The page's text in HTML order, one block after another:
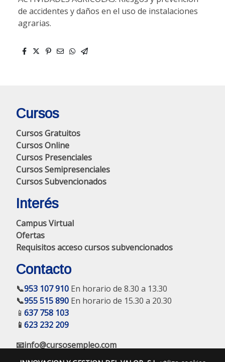
de accidentes y daños en el uso de instalaciones
agrarias.
Cursos
Cursos Gratuitos
Cursos Online
Cursos Presenciales
Cursos Semipresenciales
Cursos Subvencionados
Interés
Campus Virtual
Ofertas
Requisitos acceso cursos subvencionados
Contacto
📞953 107 910 En horario de 8.30 a 13.30
📞955 515 890 En horario de 15.30 a 20.30
📱 637 758 103
📱 623 232 209
📧info@cursosempleo.com